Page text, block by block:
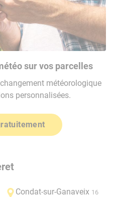
sur vos parcelles
météorologique
personnalisées.
Condat-sur-Ganaveix 16